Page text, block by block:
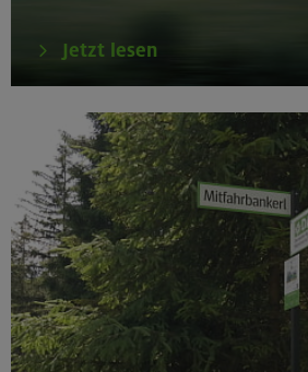
Jetzt lesen